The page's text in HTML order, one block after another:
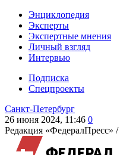
Энциклопедия
Эксперты
Экспертные мнения
Личный взгляд
Интервью
Подписка
Спецпроекты
Санкт-Петербург
26 июня 2024, 11:46 0
Редакция «ФедералПресс» /